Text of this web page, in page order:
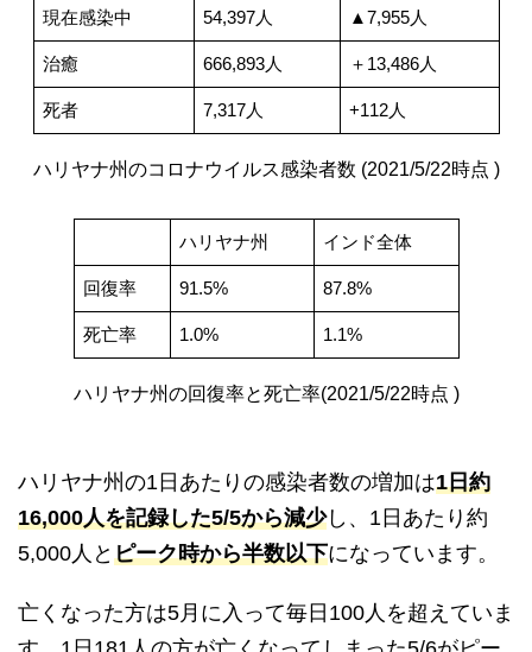
現在感染中 54,397人 ▲7,955人
治癒 666,893人 ＋13,486人
死者 7,317人 +112人
ハリヤナ州のコロナウイルス感染者数 (2021/5/22時点 )
ハリヤナ州 インド全体
回復率 91.5% 87.8%
死亡率 1.0% 1.1%
ハリヤナ州の回復率と死亡率(2021/5/22時点 )
ハリヤナ州の1日あたりの感染者数の増加は1日約
16,000人を記録した5/5から減少し、1日あたり約
5,000人と ピーク時から半数以下になっています。
亡くなった方は5月に入って毎日100人を超えていま